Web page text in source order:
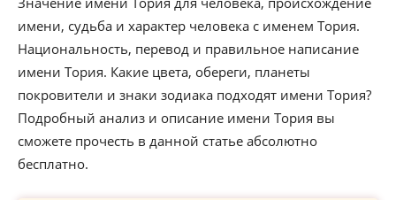
имени, судьба и характер человека с именем Тория.
Национальность, перевод и правильное написание
имени Тория. Какие цвета, обереги, планеты
покровители и знаки зодиака подходят имени Тория?
Подробный анализ и описание имени Тория вы
сможете прочесть в данной статье абсолютно
бесплатно.